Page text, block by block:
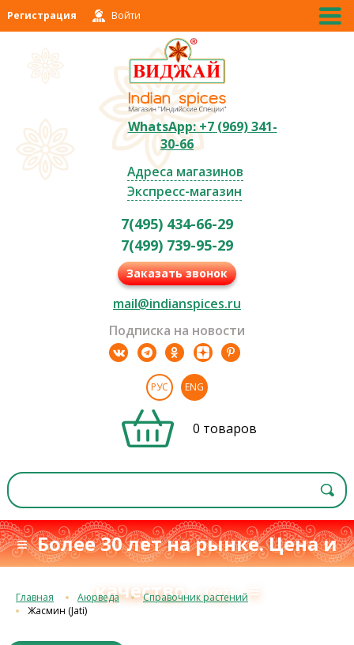
Регистрация Войти
WhatsApp: +7 (969) 341-
30-66
Адреса магазинов
Экспресс-магазин
7(495) 434-66-29
7(499) 739-95-29
Заказать звонок
mail@indianspices.ru
Подписка на новости
РУС ENG
0 товаров
≡ Более 30 лет на рынке. Цена и
качествос 1993 г.≡
Главная Аюрведа
Справочник растений
Жасмин (Jati)